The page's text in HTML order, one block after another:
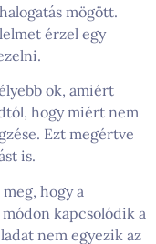
mögött.
érzel egy
ok, amiért
hogy miért nem
Ezt megértve
is.
hogy a
kapcsolódik a
nem egyezik az